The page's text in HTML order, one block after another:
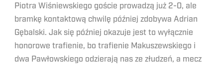
Piotra Wiśniewskiego goście prowadzą już 2-0, ale
bramkę kontaktową chwilę później zdobywa Adrian
Gębalski. Jak się później okazuje jest to wyłącznie
honorowe trafienie, bo trafienie Makuszewskiego i
dwa Pawłowskiego odzierają nas ze złudzeń, a mecz